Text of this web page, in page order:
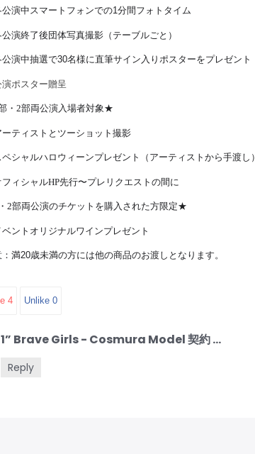
演中スマートフォンでの1分間フォトタイム
演終了後団体写真撮影（テーブルごと）
演中抽選で30名様に直筆サイン入りポスターをプレゼント
ポスター贈呈
・ 2部両公演入場者対象★
ティストとツーショット撮影
シャルハロウィーンプレゼント（アーティストから手渡し）
ィシャルHP先行〜プレリクエストの間に
2部両公演のチケットを購入された方限定★
ントオリジナルワインプレゼント
満20歳未満の方には他の商品のお渡しとなります。
4 Unlike 0
2021” Brave Girls - Cosmura Model 契約 締結
Reply